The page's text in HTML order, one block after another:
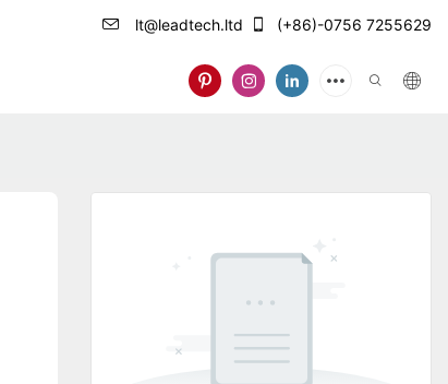
lt@leadtech.ltd (+86)-0756 7255629